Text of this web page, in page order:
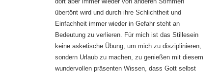
übertönt wird und durch ihre Schlichtheit und
Einfachheit immer wieder in Gefahr steht an
Bedeutung zu verlieren. Für mich ist das Stillesein
keine asketische Übung, um mich zu disziplinieren,
sondern Urlaub zu machen, zu genießen mit diesem
wundervollen präsenten Wissen, dass Gott selbst